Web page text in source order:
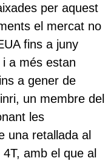
per aquest
el mercat no
fins a juny
a més estan
a gener de
un membre del
les
una retallada al
amb el que al